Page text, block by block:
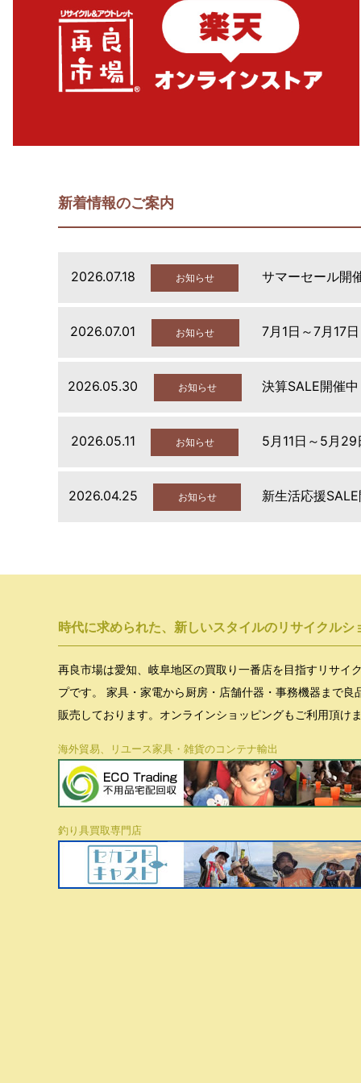
新着情報のご案内
2026.07.18 お知らせ サマーセール開
2026.07.01 お知らせ 7月1日～7月17
2026.05.30 お知らせ 決算SALE開催中
2026.05.11 お知らせ 5月11日～5月
2026.04.25 お知らせ 新生活応援SALE
時代に求められた、新しいスタイルのリサイクルシ
再良市場は愛知、岐阜地区の買取り一番店を目指すリサイ
プです。 家具・家電から厨房・店舗什器・事務機器まで良
販売しております。オンラインショッピングもご利用頂けま
海外貿易、リユース家具・雑貨のコンテナ輸出
釣り具買取専門店